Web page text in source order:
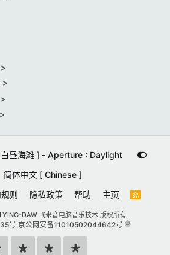
>
白昼海滩 ] - Aperture : Daylight
简体中文 [ Chinese ]
则 隐私政策 帮助 主页
R
DAW 飞来音电脑音乐技术 版权所有
号京公网安备11010502044642号